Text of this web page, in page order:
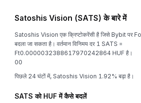
Satoshis Vision (SATS) के बारे में
Satoshis Vision एक क्रिप्टोकरेंसी है जिसे Bybit पर
बदला जा सकता है। वर्तमान विनिमय दर 1 SATS =
Ft0.0000032388617970242864 HUF है।
00
पिछले 24 घंटों में, Satoshis Vision 1.92% बढ़ा है।
SATS को HUF में कैसे बदलें